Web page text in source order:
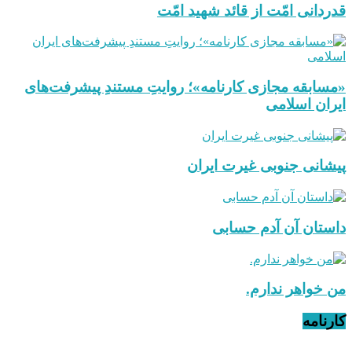
قدردانی امّت از قائد شهید امّت
«مسابقه مجازی کارنامه»؛ روایتِ مستندِ پیشرفت‌های
ایران اسلامی
پیشانی جنوبی غیرت ایران
داستان آن آدم حسابی
من خواهر ندارم.
کارنامه